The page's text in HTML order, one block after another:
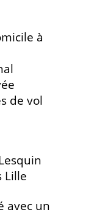
à
de vol
Lille
avec un